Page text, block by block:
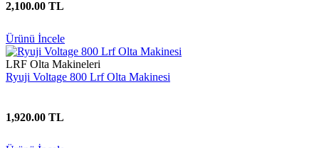
2,100.00 TL
Ürünü İncele
LRF Olta Makineleri
Ryuji Voltage 800 Lrf Olta Makinesi
1,920.00 TL